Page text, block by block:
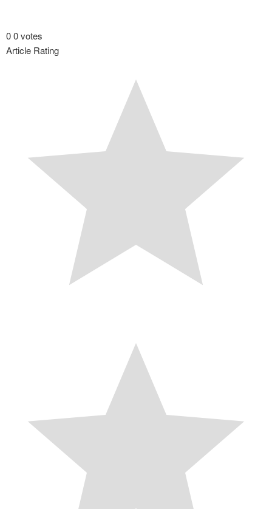
00votes
Article Rating